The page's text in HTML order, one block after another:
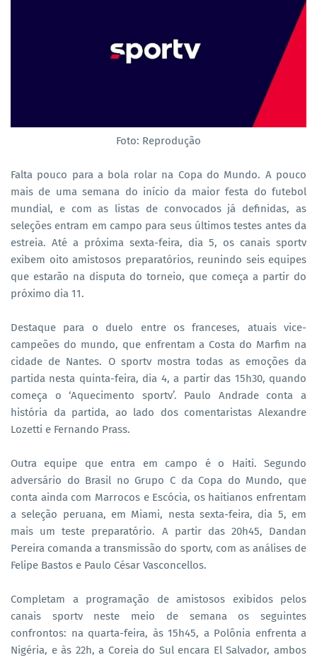
Foto: Reprodução
Falta pouco para a bola rolar na Copa do Mundo. A pouco
mais de uma semana do início da maior festa do futebol
mundial, e com as listas de convocados já definidas, as
seleções entram em campo para seus últimos testes antes da
estreia. Até a próxima sexta-feira, dia 5, os canais sportv
exibem oito amistosos preparatórios, reunindo seis equipes
que estarão na disputa do torneio, que começa a partir do
próximo dia 11.
Destaque para o duelo entre os franceses, atuais vice-
campeões do mundo, que enfrentam a Costa do Marfim na
cidade de Nantes. O sportv mostra todas as emoções da
partida nesta quinta-feira, dia 4, a partir das 15h30, quando
começa o ‘Aquecimento sportv’. Paulo Andrade conta a
história da partida, ao lado dos comentaristas Alexandre
Lozetti e Fernando Prass.
Outra equipe que entra em campo é o Haiti. Segundo
adversário do Brasil no Grupo C da Copa do Mundo, que
conta ainda com Marrocos e Escócia, os haitianos enfrentam
a seleção peruana, em Miami, nesta sexta-feira, dia 5, em
mais um teste preparatório. A partir das 20h45, Dandan
Pereira comanda a transmissão do sportv, com as análises de
Felipe Bastos e Paulo César Vasconcellos.
Completam a programação de amistosos exibidos pelos
canais sportv neste meio de semana os seguintes
confrontos: na quarta-feira, às 15h45, a Polônia enfrenta a
Nigéria, e às 22h, a Coreia do Sul encara El Salvador, ambos